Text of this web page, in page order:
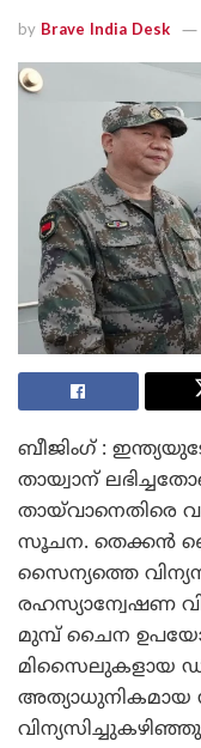
by Brave India Desk
ബീജിംഗ് :
തായ്വാന്
തായ്‌വാനെതിരെ
സൂചന. തെക്കന്‍
സൈന്യത്തെ
രഹസ്യാന്വേഷണ
മുമ്പ് ചൈന
മിസൈലുകളായ
അത്യാധുനികമായ